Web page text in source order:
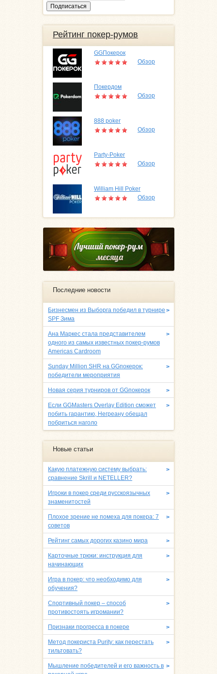
Рейтинг покер-румов
GGПокерок
Обзор
Покердом
Обзор
888 poker
Обзор
Party-Poker
Обзор
William Hill Poker
Обзор
Последние новости
>
Бизнесмен из Выборга победил в турнире
SPF Зима
>
Ана Маркес стала представителем
одного из самых известных покер-румов
Americas Cardroom
>
Sunday Million SHR на GGпокерок:
победители мероприятия
>
Новая серия турниров от GGпокерок
>
Если GGMasters Overlay Edition сможет
побить гарантию, Негреану обещал
побриться наголо
Новые статьи
>
Какую платежную систему выбрать:
сравнение Skrill и NETELLER?
>
Игроки в покер среди русскоязычных
знаменитостей
>
Плохое зрение не помеха для покера: 7
советов
>
Рейтинг самых дорогих казино мира
>
Карточные трюки: инструкция для
начинающих
>
Игра в покер: что необходимо для
обучения?
>
Спортивный покер – способ
противостоять игромании?
>
Признаки прогресса в покере
>
Метод покериста Purity: как перестать
тильтовать?
>
Мышление победителей и его важность в